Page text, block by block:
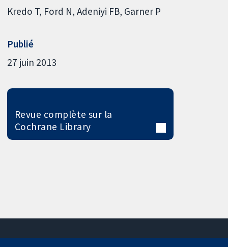
Kredo T Ford N Adeniyi FB Garner P
Publié
27 juin 2013
Revue complète sur la
Cochrane Library